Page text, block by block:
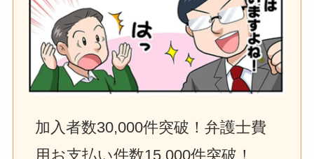
加入者数30,000件突破！弁護士費
用お支払い件数15,000件突破！